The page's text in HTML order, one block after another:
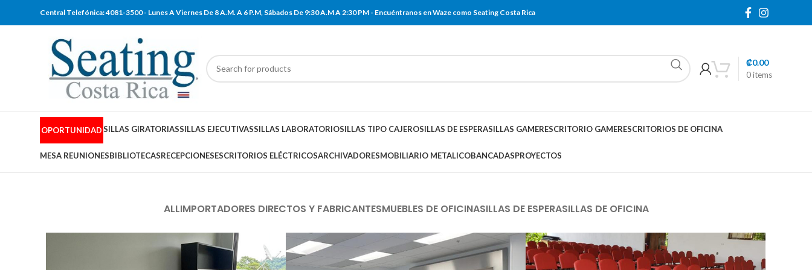
Central Telefónica: 4081-3500 - Lunes A Viernes De 8 A.M. A 6 P.M, Sábados De 9:30 A.M A 2:30 PM - Encuéntranos en Waze como Seating Costa Rica
0items
₡0.00
OPORTUNIDADSILLAS GIRATORIASSILLAS EJECUTIVASSILLAS LABORATORIOSILLAS TIPO CAJEROSILLAS DE ESPERASILLAS GAMERESCRITORIO GAMERESCRITORIOS DE OFICINA
MESA REUNIONESBIBLIOTECASRECEPCIONESESCRITORIOS ELÉCTRICOSARCHIVADORESMOBILIARIO METALICOBANCADASPROYECTOS
ALLIMPORTADORES DIRECTOS Y FABRICANTESMUEBLES DE OFICINASILLAS DE ESPERASILLAS DE OFICINA